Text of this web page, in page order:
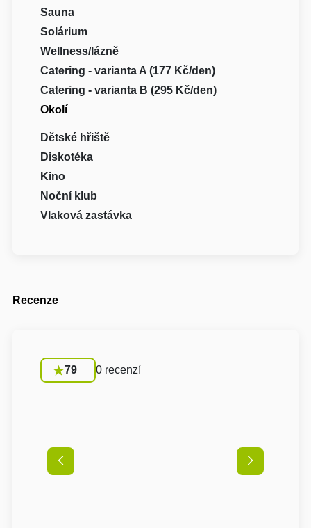
Sauna
Solárium
Wellness/lázně
Catering - varianta A (177 Kč/den)
Catering - varianta B (295 Kč/den)
Okolí
Dětské hřiště
Diskotéka
Kino
Noční klub
Vlaková zastávka
Recenze
79 0 recenzí